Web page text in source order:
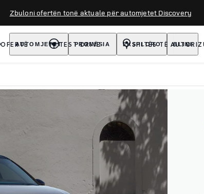
Zbuloni ofertën tonë aktuale për automjetet Discovery
AUTOMJETET PRONËSIA EKSPLORO BLINI
OFERTË TEST DRIVE SHITËS TË